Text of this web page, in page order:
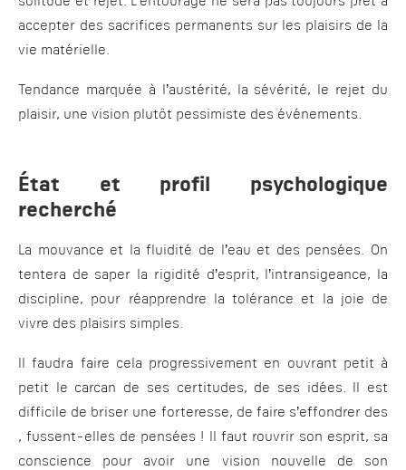
accepter des sacrifices permanents sur les plaisirs de la
vie matérielle.
Tendance marquée à l’austérité, la sévérité, le rejet du
plaisir, une vision plutôt pessimiste des événements.
État et profil psychologique
recherché
La mouvance et la fluidité de l’eau et des pensées. On
tentera de saper la rigidité d’esprit, l’intransigeance, la
discipline, pour réapprendre la tolérance et la joie de
vivre des plaisirs simples.
Il faudra faire cela progressivement en ouvrant petit à
petit le carcan de ses certitudes, de ses idées. Il est
difficile de briser une forteresse, de faire s’effondrer des
, fussent-elles de pensées ! Il faut rouvrir son esprit, sa
conscience pour avoir une vision nouvelle de son